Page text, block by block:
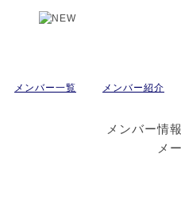
メンバー一覧 メンバー紹介
メンバー情
メ